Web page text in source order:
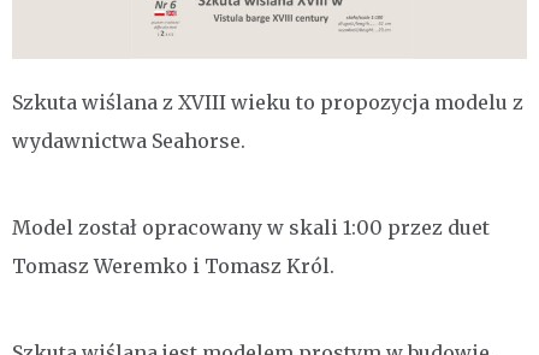
Szkuta wiślana z XVIII wieku to propozycja modelu z
wydawnictwa Seahorse.
Model został opracowany w skali 1:00 przez duet
Tomasz Weremko i Tomasz Król.